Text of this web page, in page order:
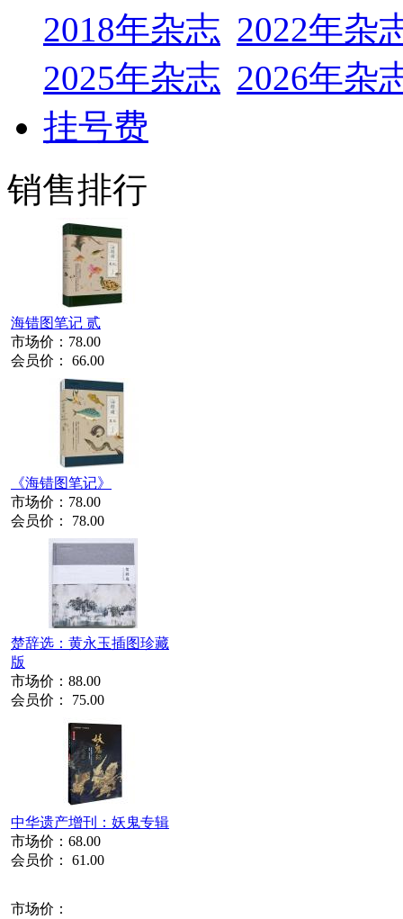
2018年杂志 2022年杂
2025年杂志 2026年杂
挂号费
销售排行
海错图笔记 贰
市场价： 78.00
会员价： 66.00
《海错图笔记》
市场价： 78.00
会员价： 78.00
楚辞选：黄永玉插图珍藏
版
市场价： 88.00
会员价： 75.00
中华遗产增刊：妖鬼专辑
市场价： 68.00
会员价： 61.00
市场价：